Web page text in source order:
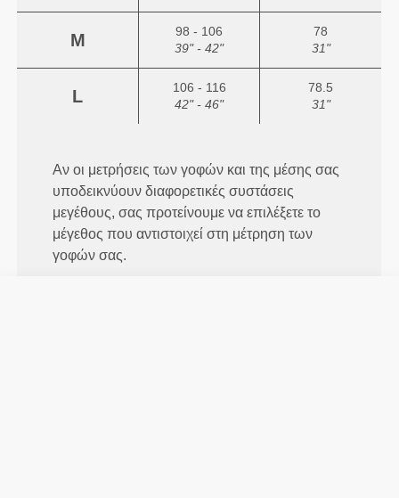
M
98 - 106
39" - 42"
78
31"
L
106 - 116
42" - 46"
78.5
31"
Αν οι μετρήσεις των γοφών και της μέσης σας
υποδεικνύουν διαφορετικές συστάσεις
μεγέθους, σας προτείνουμε να επιλέξετε το
μέγεθος που αντιστοιχεί στη μέτρηση των
γοφών σας.